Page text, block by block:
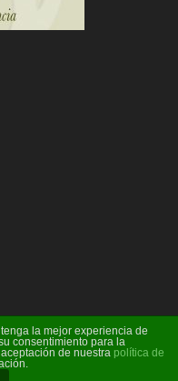
la mejor experiencia de
consentimiento para la
de nuestra política de